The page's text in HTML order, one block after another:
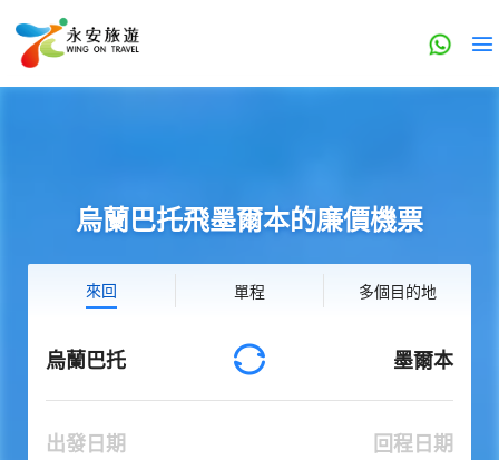
烏蘭巴托飛墨爾本的廉價機票
來回 單程 多個目的地
烏蘭巴托 墨爾本
出發日期 回程日期